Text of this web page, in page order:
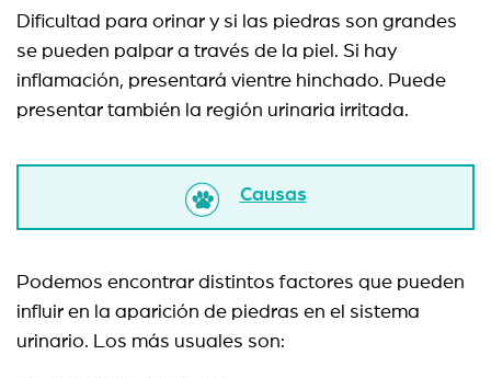
Dificultad para orinar y si las piedras son grandes
se pueden palpar a través de la piel. Si hay
inflamación, presentará vientre hinchado. Puede
presentar también la región urinaria irritada.
Causas
Podemos encontrar distintos factores que pueden
influir en la aparición de piedras en el sistema
urinario. Los más usuales son: